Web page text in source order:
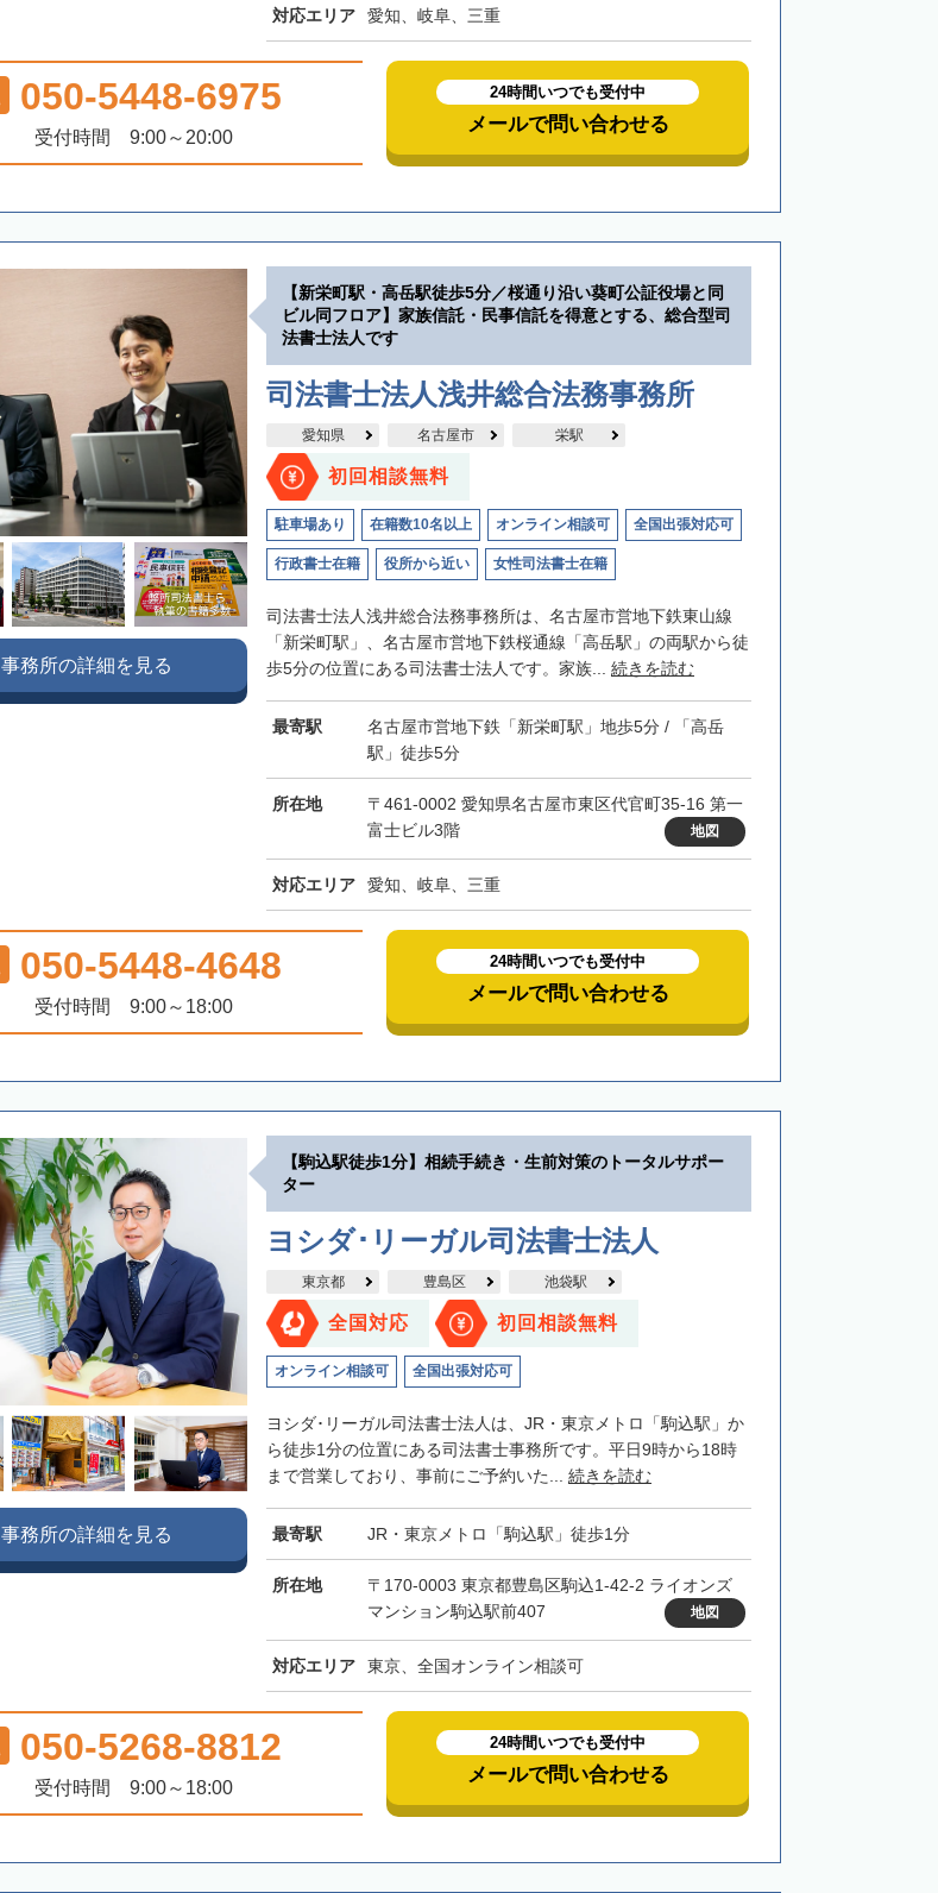
対応エリア 愛知、岐阜、三重
050-5448-6975
受付時間 9:00～20:00
24時間いつでも受付中
メールで問い合わせる
【新栄町駅・高岳駅徒歩5分／桜通り沿い葵町公証役場と同
ビル同フロア】家族信託・民事信託を得意とする、総合型司
法書士法人です
司法書士法人浅井総合法務事務所
愛知県 名古屋市 栄駅
初回相談無料
駐車場あり 在籍数10名以上 オンライン相談可 全国出張対応可
行政書士在籍 役所から近い 女性司法書士在籍
司法書士法人浅井総合法務事務所は、名古屋市営地下鉄東山線
「新栄町駅」、名古屋市営地下鉄桜通線「高岳駅」の両駅から徒
歩5分の位置にある司法書士法人です。家族... 続きを読む
最寄駅
名古屋市営地下鉄「新栄町駅」地歩5分 / 「高岳
駅」徒歩5分
所在地
〒461-0002 愛知県名古屋市東区代官町35-16 第一
富士ビル3階
地図
対応エリア 愛知、岐阜、三重
事務所の詳細を見る
050-5448-4648
受付時間 9:00～18:00
24時間いつでも受付中
メールで問い合わせる
【駒込駅徒歩1分】相続手続き・生前対策のトータルサポー
ター
ヨシダ･リーガル司法書士法人
東京都 豊島区 池袋駅
全国対応 初回相談無料
オンライン相談可 全国出張対応可
ヨシダ･リーガル司法書士法人は、JR・東京メトロ「駒込駅」か
ら徒歩1分の位置にある司法書士事務所です。平日9時から18時
まで営業しており、事前にご予約いた... 続きを読む
最寄駅 JR・東京メトロ「駒込駅」徒歩1分
所在地
〒170-0003 東京都豊島区駒込1-42-2 ライオンズ
マンション駒込駅前407
地図
対応エリア 東京、全国オンライン相談可
事務所の詳細を見る
050-5268-8812
受付時間 9:00～18:00
24時間いつでも受付中
メールで問い合わせる